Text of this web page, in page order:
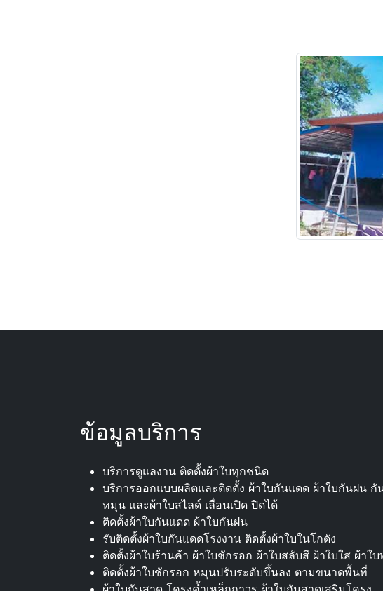
ข้อมูลบริการ
บริการดูแลงาน ติดตั้งผ้าใบทุกชนิด
บริการออกแบบผลิตและติดตั้ง ผ้าใบกันแดด ผ้าใบกันฝน
หมุน และผ้าใบสไลด์ เลื่อนเปิด ปิดได้
ติดตั้งผ้าใบกันแดด ผ้าใบกันฝน
รับติดตั้งผ้าใบกันแดดโรงงาน ติดตั้งผ้าใบในโกดัง
ติดตั้งผ้าใบร้านค้า ผ้าใบชักรอก ผ้าใบสลับสี ผ้าใบใส ผ้า
ติดตั้งผ้าใบชักรอก หมุนปรับระดับขึ้นลง ตามขนาดพื้นที่